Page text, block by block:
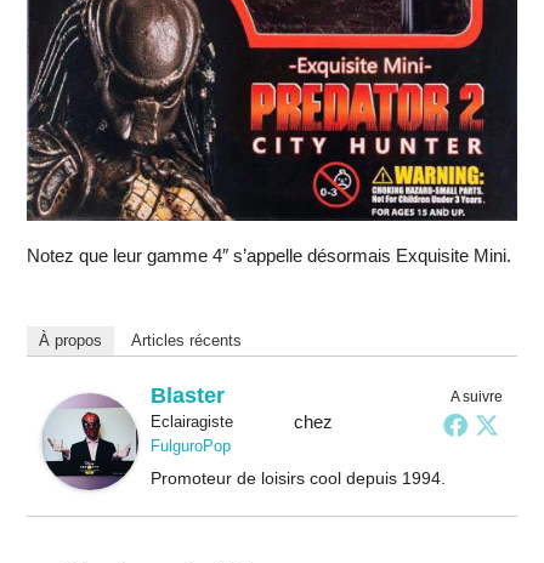
Notez que leur gamme 4″ s’appelle désormais Exquisite Mini.
À propos Articles récents
A suivre
Blaster
Eclairagistechez
FulguroPop
Promoteur de loisirs cool depuis 1994.